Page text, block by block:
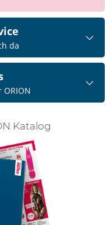
da
Katalog